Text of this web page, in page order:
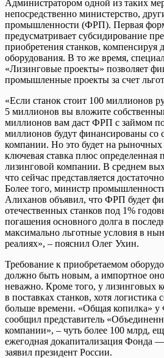
Администратором одной из таких
непосредственно министерство,
промышленности (ФРП). Первая
предусматривает субсидирование
приобретения станков, компенсируя
оборудования. В то же время,
«Лизинговые проекты» позволяет
промышленные проекты за счет
«Если станок стоит 100 миллионов
5 миллионов вы вложите
миллионов вам даст ФРП с займом
миллионов будут финансированы со
компании. Но это будет на рыночных
ключевая ставка плюс определенная
лизинговой компании. В среднем
что сейчас представляется
Более того, министр
Алиханов объявил, что ФРП будет
отечественных станков под 1%
погашения основного долга в
максимально льготные условия в
реалиях», – пояснил Олег Ухин.
Требование к приобретаемом
должно быть новым, а импортное
неважно. Кроме того, у лизинговых
в поставках станков, хотя логистика
больше времени. «Общая копилка»
сообщил представитель
компании», – чуть более 100 млрд,
ежегодная докапитализация Фонда
заявил президент России.